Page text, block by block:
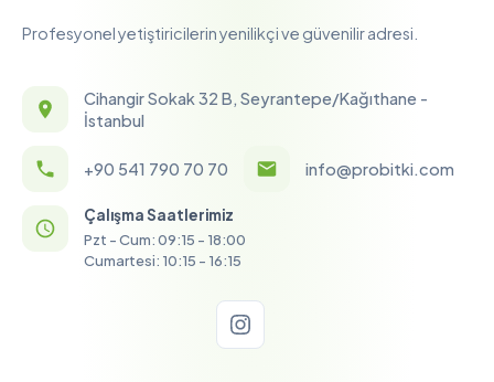
Profesyonel yetiştiricilerin yenilikçi ve güvenilir adresi.
Cihangir Sokak 32 B, Seyrantepe/Kağıthane -
İstanbul
+90 541 790 70 70 info@probitki.com
Çalışma Saatlerimiz
Pzt - Cum: 09:15 - 18:00
Cumartesi: 10:15 - 16:15